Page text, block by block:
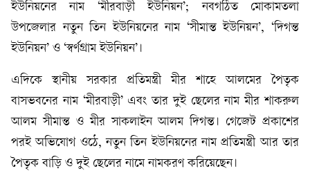
ইউনিয়নের নাম ‘মীরবাড়ী ইউনিয়ন’; নবগঠিত মোকামতলা
উপজেলার নতুন তিন ইউনিয়নের নাম ‘সীমান্ত ইউনিয়ন’, ‘দিগন্ত
ইউনিয়ন’ ও ‘স্বর্ণগ্রাম ইউনিয়ন’।
এদিকে স্থানীয় সরকার প্রতিমন্ত্রী মীর শাহে আলমের পৈতৃক
বাসভবনের নাম ‘মীরবাড়ী’ এবং তার দুই ছেলের নাম মীর শাকরুল
আলম সীমান্ত ও মীর সাকলাইন আলম দিগন্ত। গেজেট প্রকাশের
পরই অভিযোগ ওঠে, নতুন তিন ইউনিয়নের নাম প্রতিমন্ত্রী আর তার
পৈতৃক বাড়ি ও দুই ছেলের নামে নামকরণ করিয়েছেন।